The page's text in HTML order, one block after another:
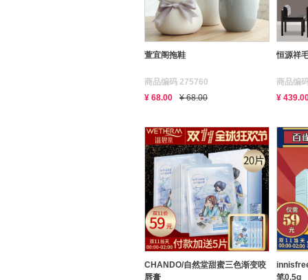
萱宜阁拖鞋
商品编码 275760
¥ 68.00
¥ 68.00
恒源祥
商品编
¥
CHANDO/自然堂甜蜜三色渐变咬
唇膏
笔0.5g